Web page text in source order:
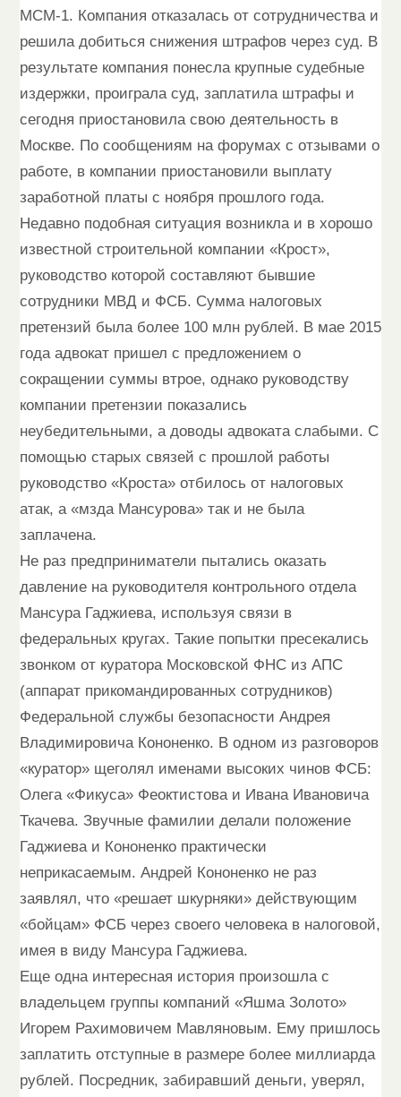
МСМ-1. Компания отказалась от сотрудничества и
решила добиться снижения штрафов через суд. В
результате компания понесла крупные судебные
издержки, проиграла суд, заплатила штрафы и
сегодня приостановила свою деятельность в
Москве. По сообщениям на форумах с отзывами о
работе, в компании приостановили выплату
заработной платы с ноября прошлого года.
Недавно подобная ситуация возникла и в хорошо
известной строительной компании «Крост»,
руководство которой составляют бывшие
сотрудники МВД и ФСБ. Сумма налоговых
претензий была более 100 млн рублей. В мае 2015
года адвокат пришел с предложением о
сокращении суммы втрое, однако руководству
компании претензии показались
неубедительными, а доводы адвоката слабыми. С
помощью старых связей с прошлой работы
руководство «Кроста» отбилось от налоговых
атак, а «мзда Мансурова» так и не была
заплачена.
Не раз предприниматели пытались оказать
давление на руководителя контрольного отдела
Мансура Гаджиева, используя связи в
федеральных кругах. Такие попытки пресекались
звонком от куратора Московской ФНС из АПС
(аппарат прикомандированных сотрудников)
Федеральной службы безопасности Андрея
Владимировича Кононенко. В одном из разговоров
«куратор» щеголял именами высоких чинов ФСБ:
Олега «Фикуса» Феоктистова и Ивана Ивановича
Ткачева. Звучные фамилии делали положение
Гаджиева и Кононенко практически
неприкасаемым. Андрей Кононенко не раз
заявлял, что «решает шкурняки» действующим
«бойцам» ФСБ через своего человека в налоговой,
имея в виду Мансура Гаджиева.
Еще одна интересная история произошла с
владельцем группы компаний «Яшма Золото»
Игорем Рахимовичем Мавляновым. Ему пришлось
заплатить отступные в размере более миллиарда
рублей. Посредник, забиравший деньги, уверял,